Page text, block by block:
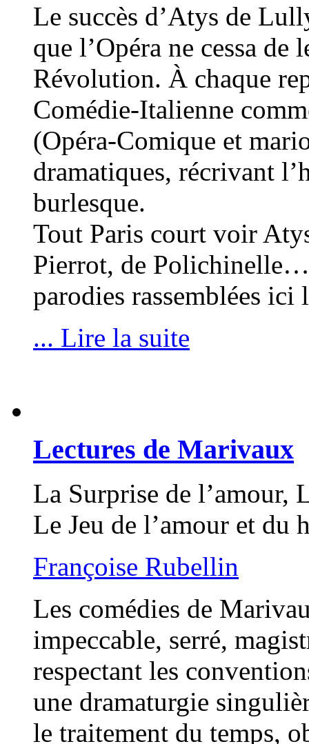
Le succès d’Atys de
que l’Opéra ne cessa de
Révolution. À chaque
Comédie-Italienne
(Opéra-Comique et
dramatiques, récrivant
burlesque.
Tout Paris court voir
Pierrot, de Polichinelle…
parodies rassemblées
... Lire la suite
Lectures de Marivaux
La Surprise de l’amour,
Le Jeu de l’amour et du
Françoise Rubellin
Les comédies de
impeccable, serré,
respectant les
une dramaturgie
le traitement du temps,